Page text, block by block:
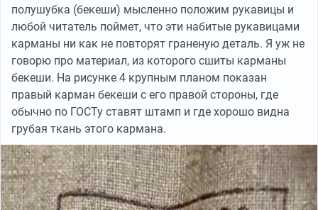
полушубка (бекеши) мысленно положим рукавицы и
любой читатель поймет, что эти набитые рукавицами
карманы ни как не повторят граненую деталь. Я уж не
говорю про материал, из которого сшиты карманы
бекеши. На рисунке 4 крупным планом показан
правый карман бекеши с его правой стороны, где
обычно по ГОСТу ставят штамп и где хорошо видна
грубая ткань этого кармана.